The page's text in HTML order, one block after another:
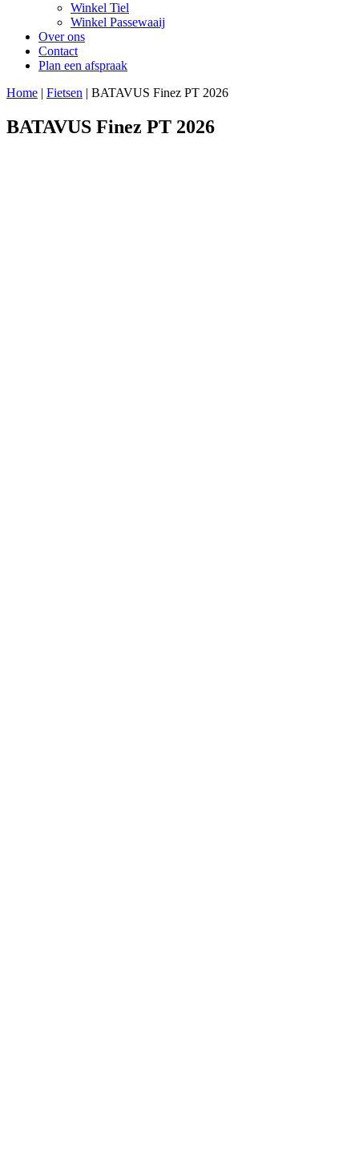
Winkel Tiel
Winkel Passewaaij
Over ons
Contact
Plan een afspraak
Home | Fietsen | BATAVUS Finez PT 2026
BATAVUS Finez PT 2026